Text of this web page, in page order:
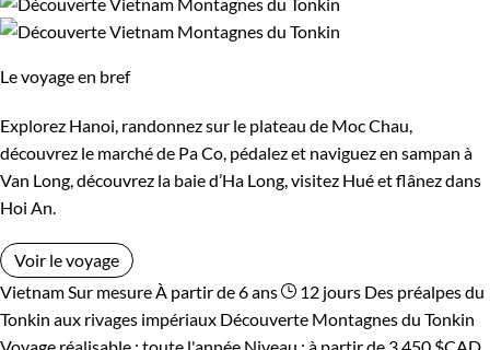
Le voyage en bref
Explorez Hanoi, randonnez sur le plateau de Moc Chau,
découvrez le marché de Pa Co, pédalez et naviguez en sampan à
Van Long, découvrez la baie d’Ha Long, visitez Hué et flânez dans
Hoi An.
Voir le voyage
Vietnam Sur mesure À partir de 6 ans 12 jours Des préalpes du
Tonkin aux rivages impériaux Découverte Montagnes du Tonkin